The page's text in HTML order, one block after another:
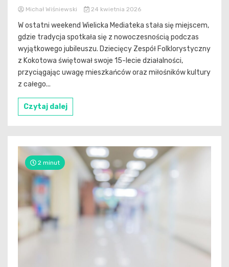
Michał Wiśniewski 24 kwietnia 2026
W ostatni weekend Wielicka Mediateka stała się miejscem,
gdzie tradycja spotkała się z nowoczesnością podczas
wyjątkowego jubileuszu. Dziecięcy Zespół Folklorystyczny
z Kokotowa świętował swoje 15-lecie działalności,
przyciągając uwagę mieszkańców oraz miłośników kultury
z całego...
Czytaj dalej
2 minut